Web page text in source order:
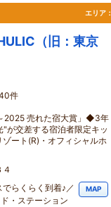
エリア：
（旧：東京
件
2025 売れた宿大賞」◆3年
交差する宿泊者限定キッ
ート(R)・オフィシャルホ
らくらく到着♪／
・ステーション
MAP